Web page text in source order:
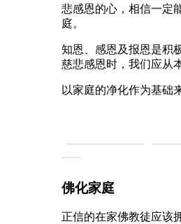
悲感恩的心，相信一定
庭。
知恩、感恩及报恩是积
慈悲感恩时，我们应从
以家庭的净化作为基础
心
佛化家庭
正信的在家佛教徒应该